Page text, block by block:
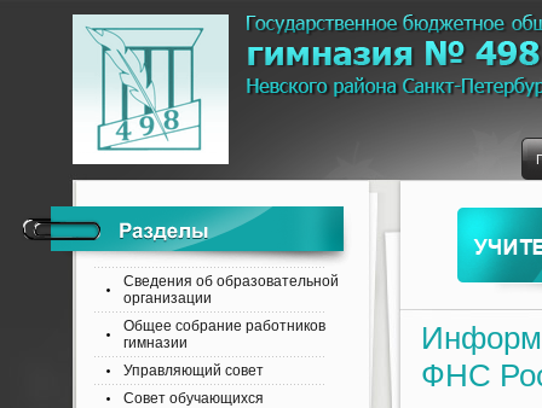
ФНС
Сведения об образовательной
организации
Общее собрание работников
гимназии
Управляющий совет
Совет обучающихся